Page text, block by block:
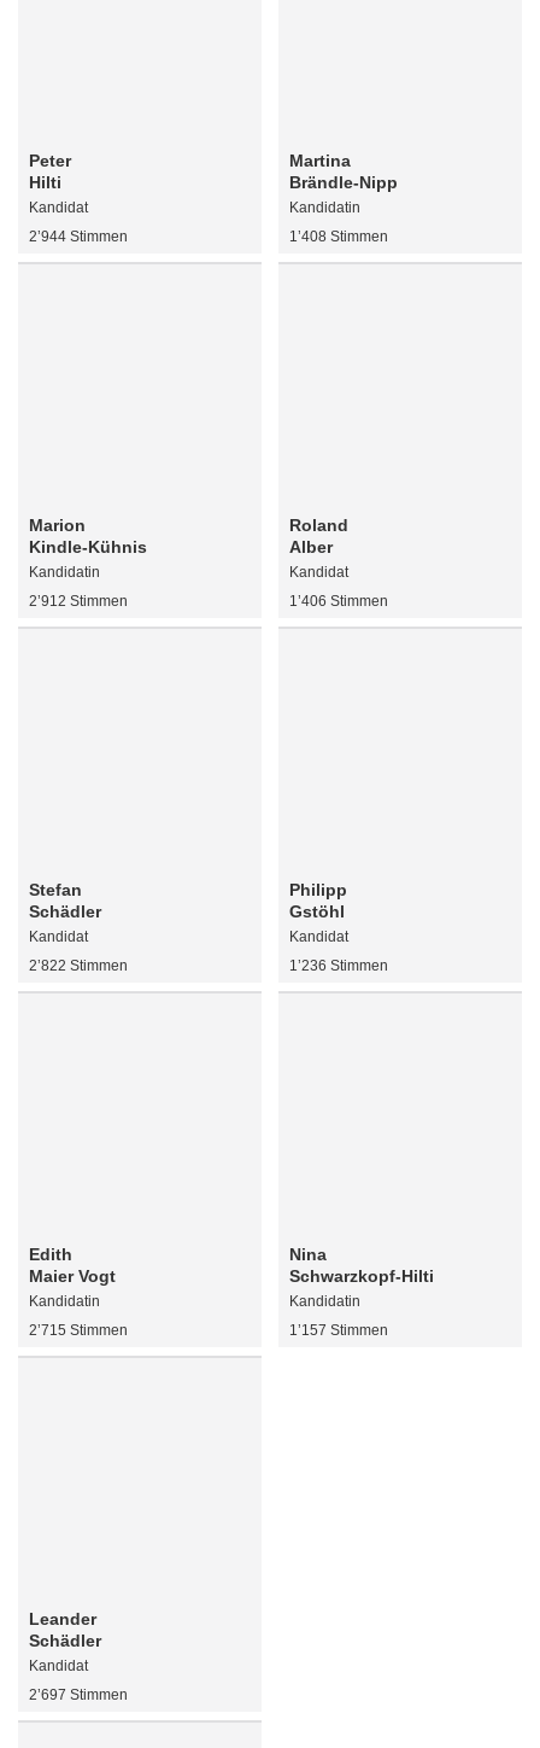
Peter
Hilti
Kandidat
2’944 Stimmen
Marion
Kindle-Kühnis
Kandidatin
2’912 Stimmen
Stefan
Schädler
Kandidat
2’822 Stimmen
Edith
Maier Vogt
Kandidatin
2’715 Stimmen
Leander
Schädler
Kandidat
2’697 Stimmen
Martina
Brändle-Nipp
Kandidatin
1’408 Stimmen
Roland
Alber
Kandidat
1’406 Stimmen
Philipp
Gstöhl
Kandidat
1’236 Stimmen
Nina
Schwarzkopf-Hilti
Kandidatin
1’157 Stimmen